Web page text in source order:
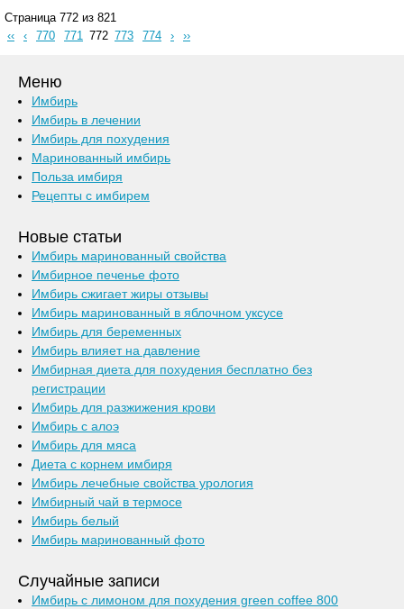
Страница 772 из 821
‹‹
‹ 770 771 772 773 774 › ››
Меню
Имбирь
Имбирь в лечении
Имбирь для похудения
Маринованный имбирь
Польза имбиря
Рецепты с имбирем
Новые статьи
Имбирь маринованный свойства
Имбирное печенье фото
Имбирь сжигает жиры отзывы
Имбирь маринованный в яблочном уксусе
Имбирь для беременных
Имбирь влияет на давление
Имбирная диета для похудения бесплатно без
регистрации
Имбирь для разжижения крови
Имбирь с алоэ
Имбирь для мяса
Диета с корнем имбиря
Имбирь лечебные свойства урология
Имбирный чай в термосе
Имбирь белый
Имбирь маринованный фото
Случайные записи
Имбирь с лимоном для похудения green coffee 800